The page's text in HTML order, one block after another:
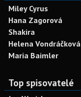
Miley Cyrus
Hana Zagorová
Shakira
Helena Vondráčková
Maria Baimler
Top spisovatelé